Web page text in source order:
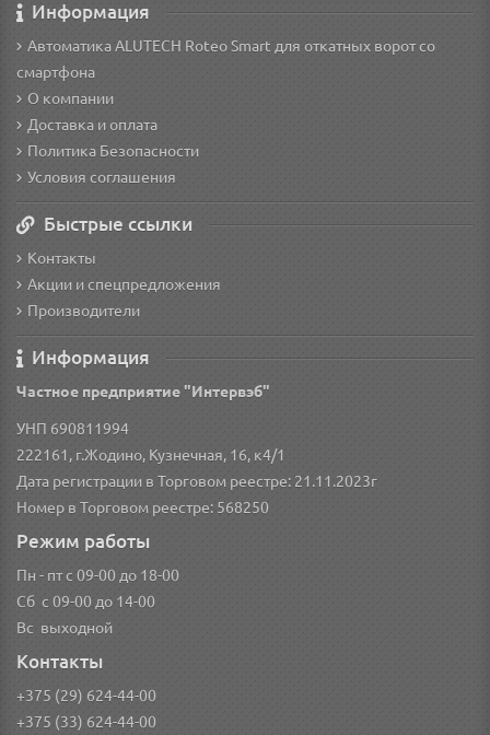
Информация
Автоматика ALUTECH Roteo Smart для откатных ворот со
смартфона
О компании
Доставка и оплата
Политика Безопасности
Условия соглашения
Быстрые ссылки
Контакты
Акции и спецпредложения
Производители
Информация
Частное предприятие "Интервэб"
УНП 690811994
222161, г.Жодино, Кузнечная, 16, к4/1
Дата регистрации в Торговом реестре: 21.11.2023г
Номер в Торговом реестре: 568250
Режим работы
Пн - пт с 09-00 до 18-00
Сб с 09-00 до 14-00
Вс выходной
Контакты
+375 (29) 624-44-00
+375 (33) 624-44-00